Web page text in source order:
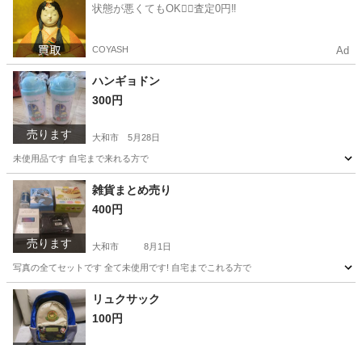
状態が悪くてもOK🙆‍♀️査定0円‼️
COYASH Ad
売ります
ハンギョドン
300円
大和市 5月28日
未使用品です 自宅まで来れる方で
神奈川 大和市 食器 ハンギョドン
売ります
雑貨まとめ売り
400円
大和市 8月1日
写真の全てセットです 全て未使用です! 自宅までこれる方で
神奈川 大和市 その他
リュクサック
100円